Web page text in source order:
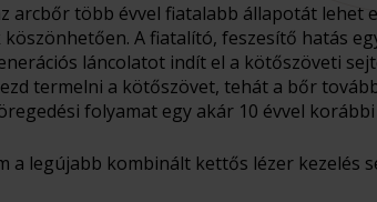
arcbőr több évvel fiatalabb állapotát lehet
A fiatalító, feszesítő hatás
láncolatot indít el a kötőszöveti
termelni a kötőszövet, tehát a bőr
folyamat egy akár 10 évvel
a legújabb kombinált kettős lézer kezelés